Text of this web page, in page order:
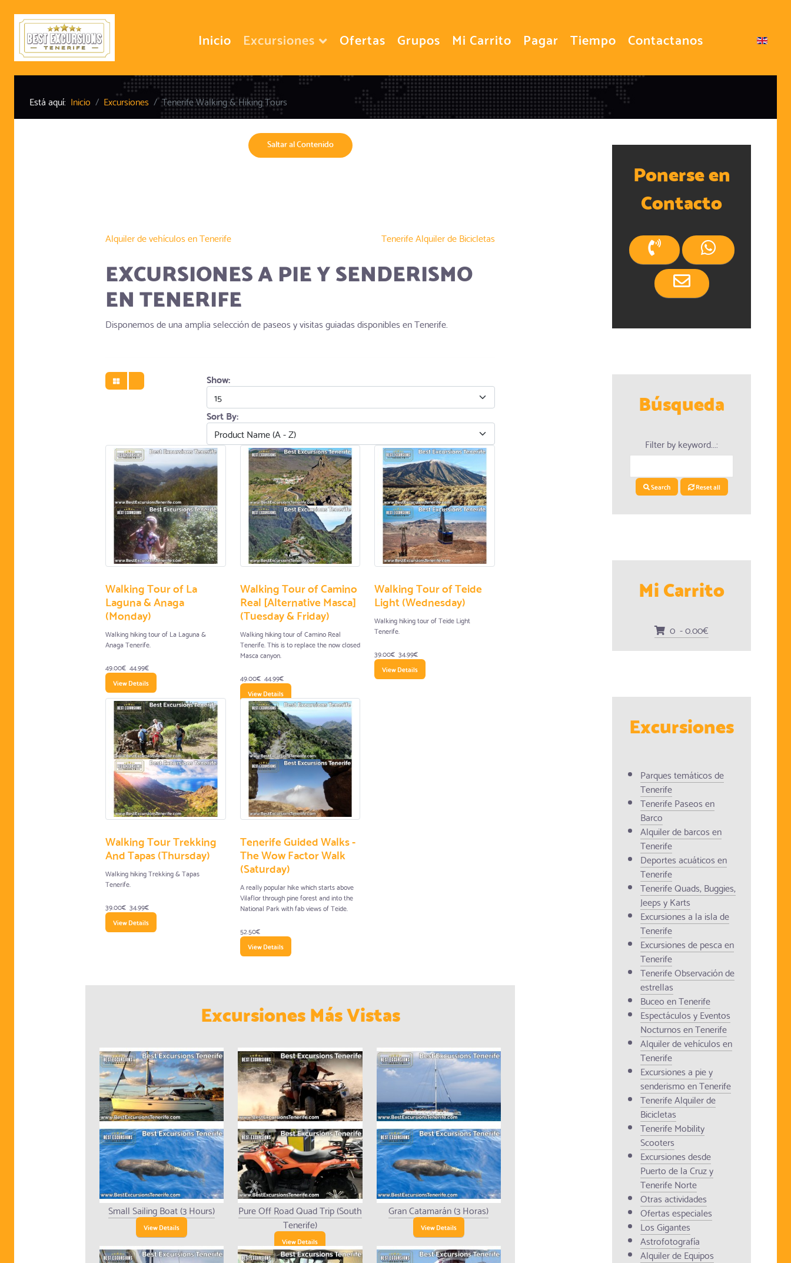
Inicio Excursiones Ofertas Grupos Mi Carrito Pagar Tiempo Contactanos Seleccione su idioma
Está aquí: Inicio Excursiones Tenerife Walking & Hiking Tours
Saltar al Contenido
Alquiler de vehículos en Tenerife Tenerife Alquiler de Bicicletas
EXCURSIONES A PIE Y SENDERISMO
EN TENERIFE
Disponemos de una amplia selección de paseos y visitas guiadas disponibles en Tenerife.
Show:
Sort By:
Walking Tour of La
Laguna & Anaga
(Monday)
Walking hiking tour of La Laguna &
Anaga Tenerife.
49.00€ 44.99€
View Details
Walking Tour of Camino
Real [Alternative Masca]
(Tuesday & Friday)
Walking hiking tour of Camino Real
Tenerife. This is to replace the now closed
Masca canyon.
49.00€ 44.99€
View Details
Walking Tour of Teide
Light (Wednesday)
Walking hiking tour of Teide Light
Tenerife.
39.00€ 34.99€
View Details
Walking Tour Trekking
And Tapas (Thursday)
Walking hiking Trekking & Tapas
Tenerife.
39.00€ 34.99€
View Details
Tenerife Guided Walks -
The Wow Factor Walk
(Saturday)
A really popular hike which starts above
Vilaflor through pine forest and into the
National Park with fab views of Teide.
52.50€
View Details
Excursiones Más Vistas
Small Sailing Boat (3 Hours)
View Details
Pure Off Road Quad Trip (South
Tenerife)
View Details
Gran Catamarán (3 Horas)
View Details
Ponerse en
Contacto
Búsqueda
Filter by keyword...:
Search Reset all
Mi Carrito
0 - 0.00€
Excursiones
Parques temáticos de
Tenerife
Tenerife Paseos en
Barco
Alquiler de barcos en
Tenerife
Deportes acuáticos en
Tenerife
Tenerife Quads, Buggies,
Jeeps y Karts
Excursiones a la isla de
Tenerife
Excursiones de pesca en
Tenerife
Tenerife Observación de
estrellas
Buceo en Tenerife
Espectáculos y Eventos
Nocturnos en Tenerife
Alquiler de vehículos en
Tenerife
Excursiones a pie y
senderismo en Tenerife
Tenerife Alquiler de
Bicicletas
Tenerife Mobility
Scooters
Excursiones desde
Puerto de la Cruz y
Tenerife Norte
Otras actividades
Ofertas especiales
Los Gigantes
Astrofotografía
Alquiler de Equipos